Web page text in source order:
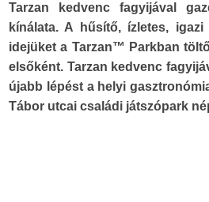
Tarzan kedvenc fagyijával
kínálata. A hűsítő, ízletes,
idejüket a Tarzan™ Parkban
elsőként. Tarzan kedvenc
újabb lépést a helyi
Tábor utcai családi játszópark